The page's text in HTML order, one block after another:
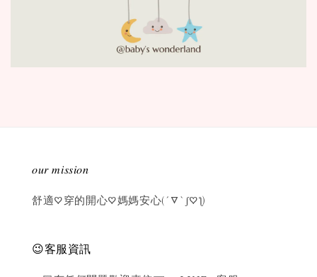
𝑜𝑢𝑟 𝑚𝑖𝑠𝑠𝑖𝑜𝑛
舒適♡穿的開心♡媽媽安心(´▽`ʃ♡ƪ)
😉客服資訊